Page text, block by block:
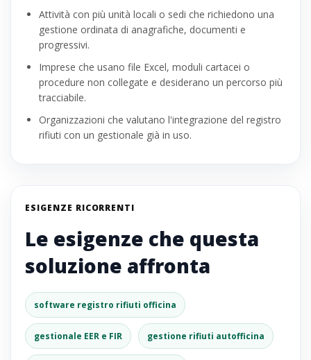
Attività con più unità locali o sedi che richiedono una
gestione ordinata di anagrafiche, documenti e
progressivi.
Imprese che usano file Excel, moduli cartacei o
procedure non collegate e desiderano un percorso più
tracciabile.
Organizzazioni che valutano l'integrazione del registro
rifiuti con un gestionale già in uso.
ESIGENZE RICORRENTI
Le esigenze che questa
soluzione affronta
software registro rifiuti officina
gestionale EER e FIR gestione rifiuti autofficina